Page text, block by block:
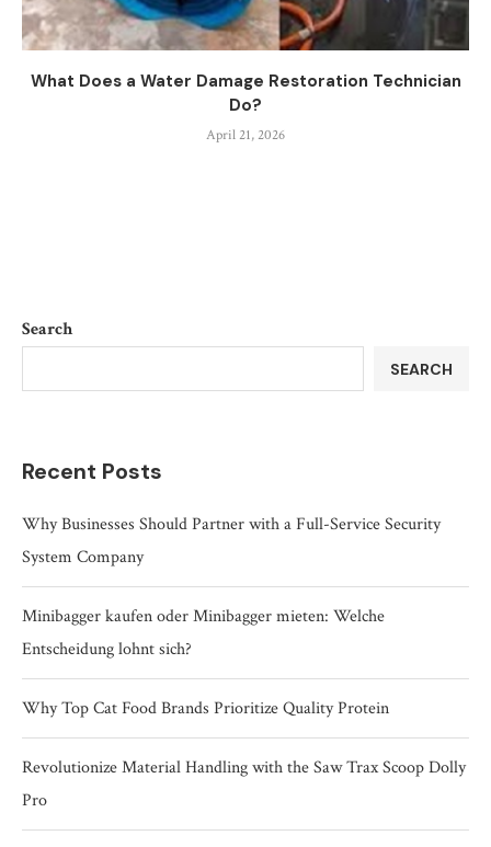
What Does a Water Damage Restoration Technician
Do?
April 21, 2026
Search
SEARCH
Recent Posts
Why Businesses Should Partner with a Full-Service Security
System Company
Minibagger kaufen oder Minibagger mieten: Welche
Entscheidung lohnt sich?
Why Top Cat Food Brands Prioritize Quality Protein
Revolutionize Material Handling with the Saw Trax Scoop Dolly
Pro